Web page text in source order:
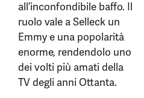
all’inconfondibile baffo. Il
ruolo vale a Selleck un
Emmy e una popolarità
enorme, rendendolo uno
dei volti più amati della
TV degli anni Ottanta.